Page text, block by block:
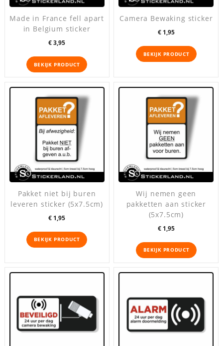
Made in France fell apart
in Belgium sticker
Prijs
€ 3,95
BEKIJK PRODUCT
Camera Bewaking sticker
Prijs
€ 1,95
BEKIJK PRODUCT
Pakket niet bij buren
leveren sticker (5x7.5cm)
Prijs
€ 1,95
BEKIJK PRODUCT
Wij nemen geen
pakketten aan sticker
(5x7.5cm)
Prijs
€ 1,95
BEKIJK PRODUCT